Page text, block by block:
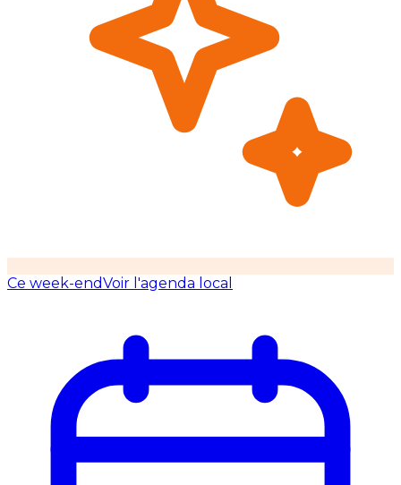
Ce week-endVoir l'agenda local